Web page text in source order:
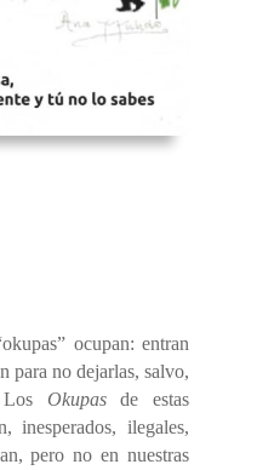
ocupan: entran
para no dejarlas, salvo,
Okupasde estas
inesperados, ilegales,
pero no en nuestras